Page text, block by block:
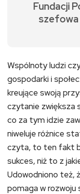
Fundacji
szefowa
Wspólnoty ludzi
gospodarki i
kreujące swoją
czytanie zwiększa
co za tym idzie
niweluje różnice
czyta, to ten fakt
sukces, niż to z
Udowodniono też,
pomaga w rozwoju